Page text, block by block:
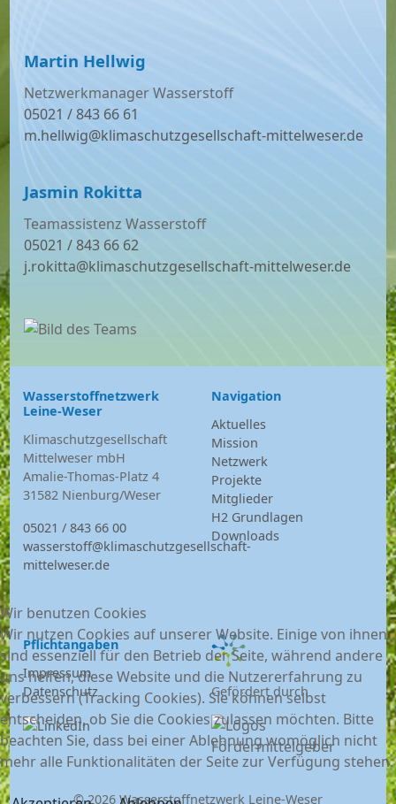
Martin Hellwig
Netzwerkmanager Wasserstoff
05021 / 843 66 61
m.hellwig@klimaschutzgesellschaft-mittelweser.de
Jasmin Rokitta
Teamassistenz Wasserstoff
05021 / 843 66 62
j.rokitta@klimaschutzgesellschaft-mittelweser.de
Wasserstoffnetzwerk
Leine-Weser
Klimaschutzgesellschaft
Mittelweser mbH
Amalie-Thomas-Platz 4
31582 Nienburg/Weser
05021 / 843 66 00
wasserstoff@klimaschutzgesellschaft-
mittelweser.de
Navigation
Aktuelles
Mission
Netzwerk
Projekte
Mitglieder
H2 Grundlagen
Downloads
Pflichtangaben
Impressum
Datenschutz
Gefördert durch
© 2026 Wasserstoffnetzwerk Leine-Weser
Wir benutzen Cookies
Wir nutzen Cookies auf unserer Website. Einige von ihnen
sind essenziell für den Betrieb der Seite, während andere
uns helfen, diese Website und die Nutzererfahrung zu
verbessern (Tracking Cookies). Sie können selbst
entscheiden, ob Sie die Cookies zulassen möchten. Bitte
beachten Sie, dass bei einer Ablehnung womöglich nicht
mehr alle Funktionalitäten der Seite zur Verfügung stehen.